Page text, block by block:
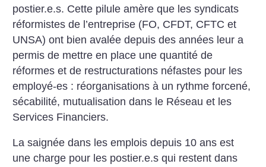
postier.e.s. Cette pilule amère que les syndicats
réformistes de l’entreprise (FO, CFDT, CFTC et
UNSA) ont bien avalée depuis des années leur a
permis de mettre en place une quantité de
réformes et de restructurations néfastes pour les
employé-es : réorganisations à un rythme forcené,
sécabilité, mutualisation dans le Réseau et les
Services Financiers.
La saignée dans les emplois depuis 10 ans est
une charge pour les postier.e.s qui restent dans